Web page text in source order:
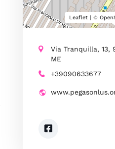
Leaflet| ©
Via Tranquilla, 13,
ME
+39090633677